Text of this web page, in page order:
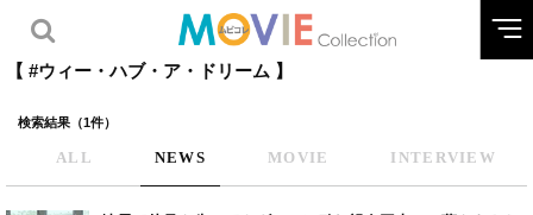
【 #ウィー・ハブ・ア・ドリーム 】
検索結果（1件）
ALL NEWS MOVIE INTERVIEW